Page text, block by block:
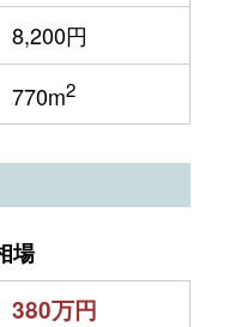
8,200円
770m2
場
380万円